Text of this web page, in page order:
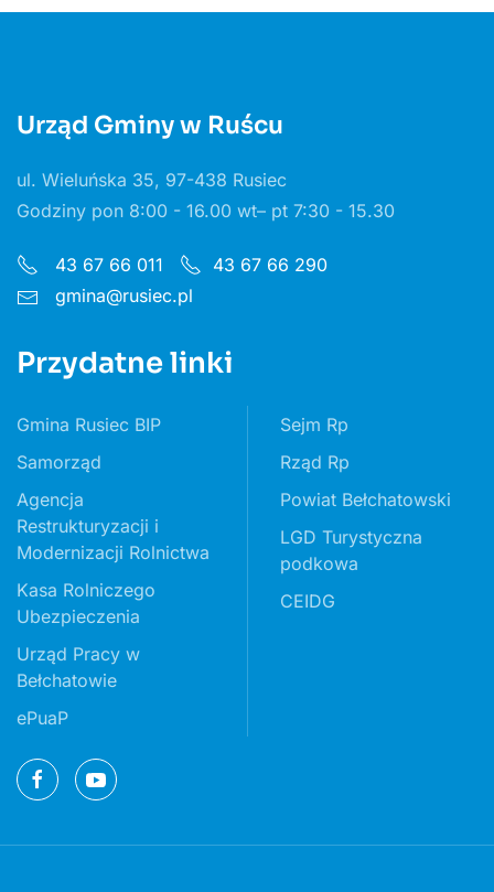
Urząd Gminy w Ruścu
ul. Wieluńska 35, 97-438 Rusiec
Godziny pon 8:00 - 16.00 wt– pt 7:30 - 15.30
43 67 66 011
43 67 66 290
gmina@rusiec.pl
Przydatne linki
Gmina Rusiec BIP
Samorząd
Agencja
Restrukturyzacji i
Modernizacji Rolnictwa
Kasa Rolniczego
Ubezpieczenia
Urząd Pracy w
Bełchatowie
ePuaP
Sejm Rp
Rząd Rp
Powiat Bełchatowski
LGD Turystyczna
podkowa
CEIDG